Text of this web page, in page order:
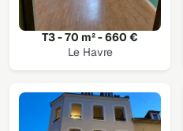
T3 - 70 m² - 660 €
Le Havre